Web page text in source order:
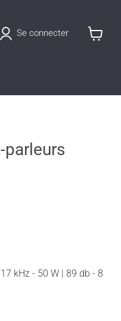
Se connecter
parleurs
kHz - 50 W | 89 db - 8